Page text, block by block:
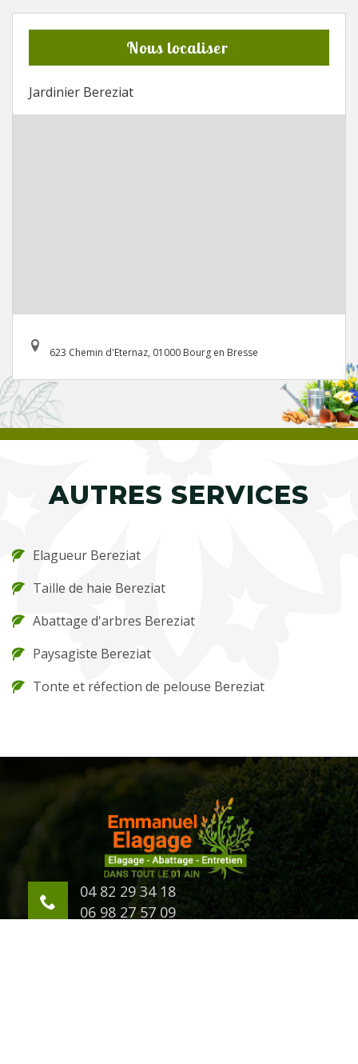
Nous localiser
Jardinier Bereziat
623 Chemin d'Eternaz, 01000 Bourg en Bresse
AUTRES SERVICES
Elagueur Bereziat
Taille de haie Bereziat
Abattage d'arbres Bereziat
Paysagiste Bereziat
Tonte et réfection de pelouse Bereziat
04 82 29 34 18
06 98 27 57 09